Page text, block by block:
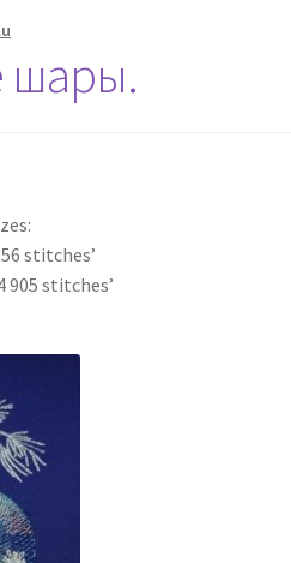
шары.
stitches’
905 stitches’